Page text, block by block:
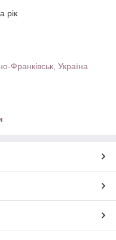
рік
Франківськ, Україна